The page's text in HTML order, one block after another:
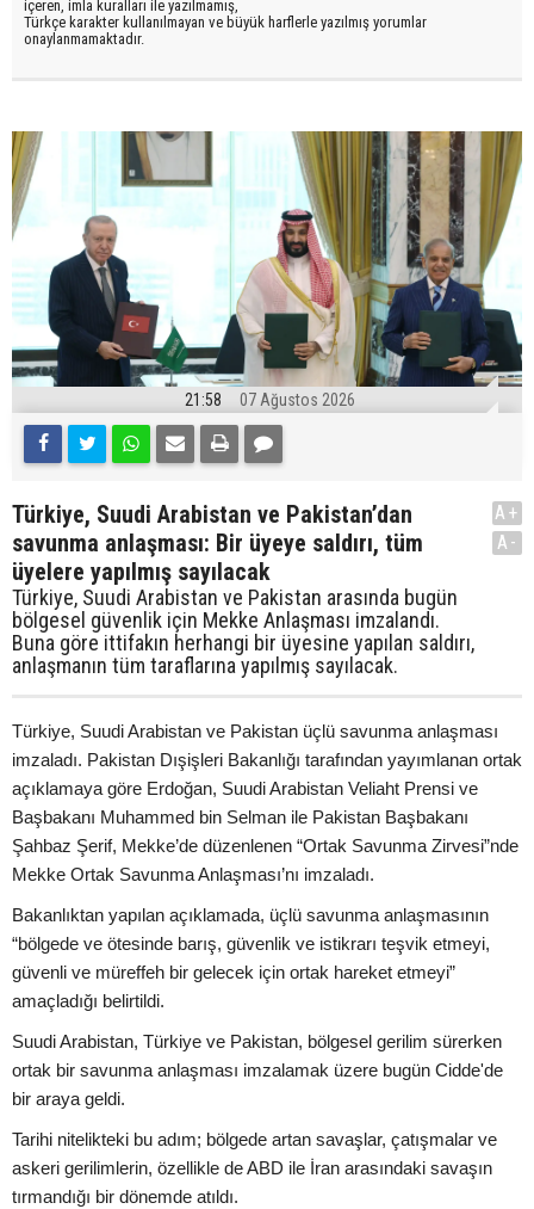
içeren, imla kuralları ile yazılmamış,
Türkçe karakter kullanılmayan ve büyük harflerle yazılmış yorumlar
onaylanmamaktadır.
21:58 07 Ağustos 2026
Türkiye, Suudi Arabistan ve Pakistan’dan
savunma anlaşması: Bir üyeye saldırı, tüm
üyelere yapılmış sayılacak
Türkiye, Suudi Arabistan ve Pakistan arasında bugün
bölgesel güvenlik için Mekke Anlaşması imzalandı.
Buna göre ittifakın herhangi bir üyesine yapılan saldırı,
anlaşmanın tüm taraflarına yapılmış sayılacak.
A+
A-
Türkiye, Suudi Arabistan ve Pakistan üçlü savunma anlaşması
imzaladı. Pakistan Dışişleri Bakanlığı tarafından yayımlanan ortak
açıklamaya göre Erdoğan, Suudi Arabistan Veliaht Prensi ve
Başbakanı Muhammed bin Selman ile Pakistan Başbakanı
Şahbaz Şerif, Mekke’de düzenlenen “Ortak Savunma Zirvesi”nde
Mekke Ortak Savunma Anlaşması’nı imzaladı.
Bakanlıktan yapılan açıklamada, üçlü savunma anlaşmasının
“bölgede ve ötesinde barış, güvenlik ve istikrarı teşvik etmeyi,
güvenli ve müreffeh bir gelecek için ortak hareket etmeyi”
amaçladığı belirtildi.
Suudi Arabistan, Türkiye ve Pakistan, bölgesel gerilim sürerken
ortak bir savunma anlaşması imzalamak üzere bugün Cidde'de
bir araya geldi.
Tarihi nitelikteki bu adım; bölgede artan savaşlar, çatışmalar ve
askeri gerilimlerin, özellikle de ABD ile İran arasındaki savaşın
tırmandığı bir dönemde atıldı.